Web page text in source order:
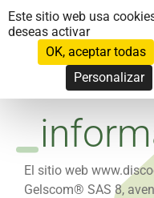
El sitio web
Gelscom® SAS 8,
Panel de gestión de cookies
Este sitio web usa
deseas activar
OK, aceptar todas
Personalizar